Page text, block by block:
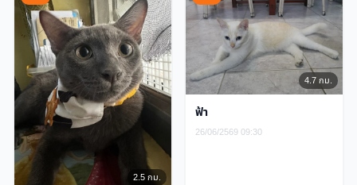
2.5 กม.
4.7 กม.
ฟ้า
26/06/2569 09:30